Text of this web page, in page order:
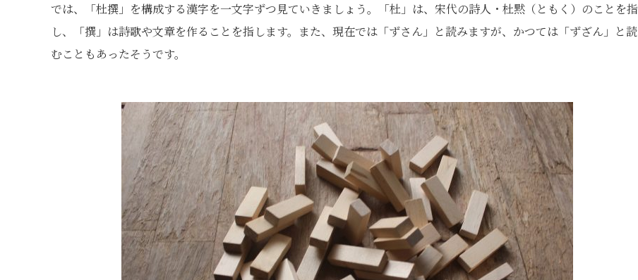
では、「杜撰」を構成する漢字を一文字ずつ見ていきましょう。「杜」は、宋代の詩人・杜黙（ともく）のことを指
し、「撰」は詩歌や文章を作ることを指します。また、現在では「ずさん」と読みますが、かつては「ずざん」と読
むこともあったそうです。